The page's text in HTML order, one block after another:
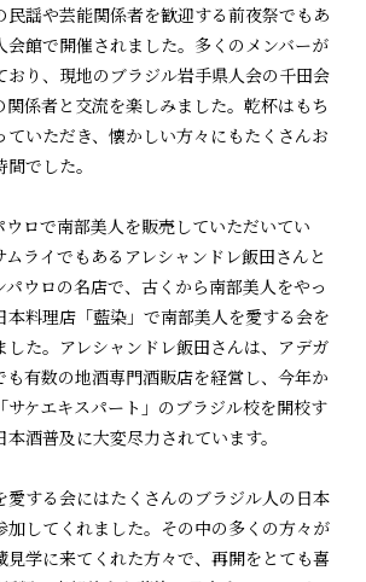
民謡や芸能関係者を歓迎する前夜祭でもあ
会館で開催されました。多くのメンバーが
おり、現地のブラジル岩手県人会の千田会
関係者と交流を楽しみました。乾杯はもち
ていただき、懐かしい方々にもたくさんお
でした。
ウロで南部美人を販売していただいてい
ムライでもあるアレシャンドレ飯田さんと
ウロの名店で、古くから南部美人をやっ
本料理店「藍染」で南部美人を愛する会を
した。アレシャンドレ飯田さんは、アデガ
も有数の地酒専門酒販店を経営し、今年か
サケエキスパート」のブラジル校を開校す
酒普及に大変尽力されています。
愛する会にはたくさんのブラジル人の日本
加してくれました。その中の多くの方々が
見学に来てくれた方々で、再開をとても喜